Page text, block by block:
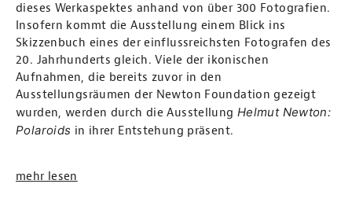
dieses Werkaspektes anhand von über 300 Fotografien.
Insofern kommt die Ausstellung einem Blick ins
Skizzenbuch eines der einflussreichsten Fotografen des
20. Jahrhunderts gleich. Viele der ikonischen
Aufnahmen, die bereits zuvor in den
Ausstellungsräumen der Newton Foundation gezeigt
wurden, werden durch die Ausstellung Helmut Newton:
Polaroids in ihrer Entstehung präsent.
mehr lesen